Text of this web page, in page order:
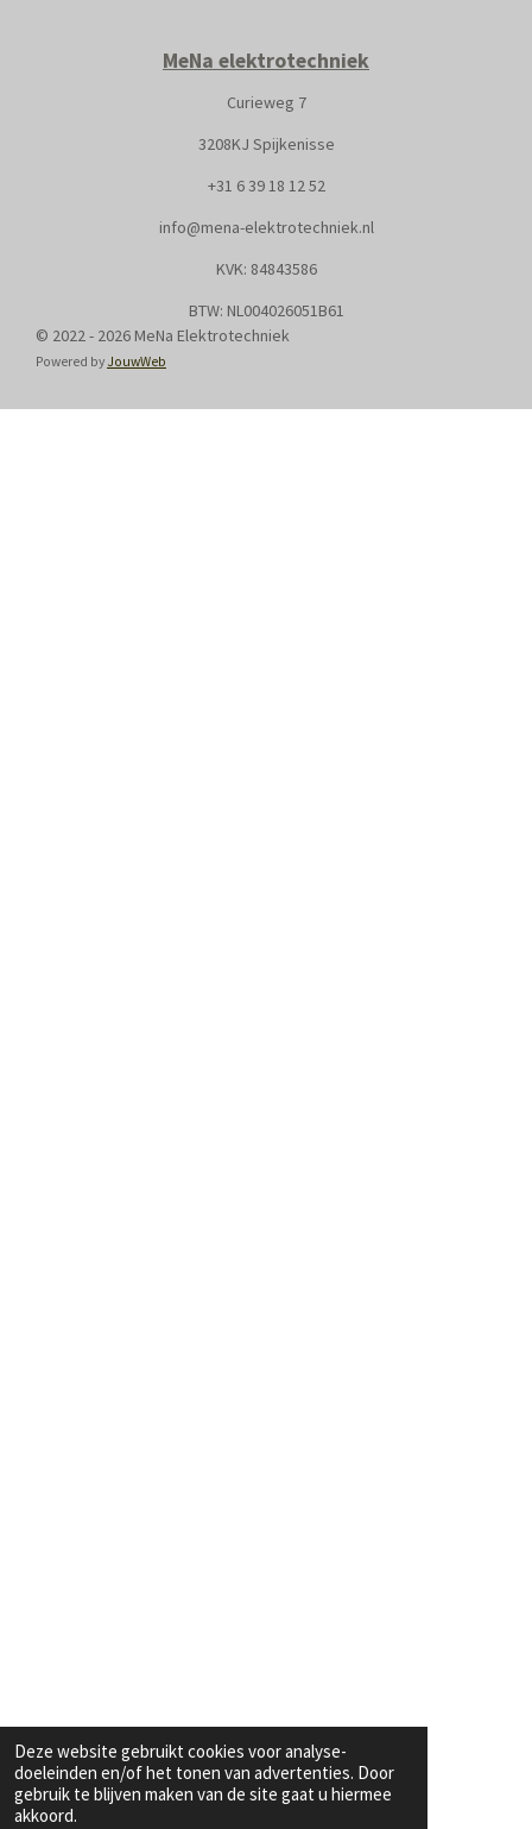
Deze website gebruikt cookies voor analyse-
doeleinden en/of het tonen van advertenties. Door
gebruik te blijven maken van de site gaat u hiermee
akkoord.
MeNa elektrotechniek
Curieweg 7
3208KJ Spijkenisse
+31 6 39 18 12 52
info@mena-elektrotechniek.nl
KVK: 84843586
BTW: NL004026051B61
© 2022 - 2026 MeNa Elektrotechniek
Powered by JouwWeb